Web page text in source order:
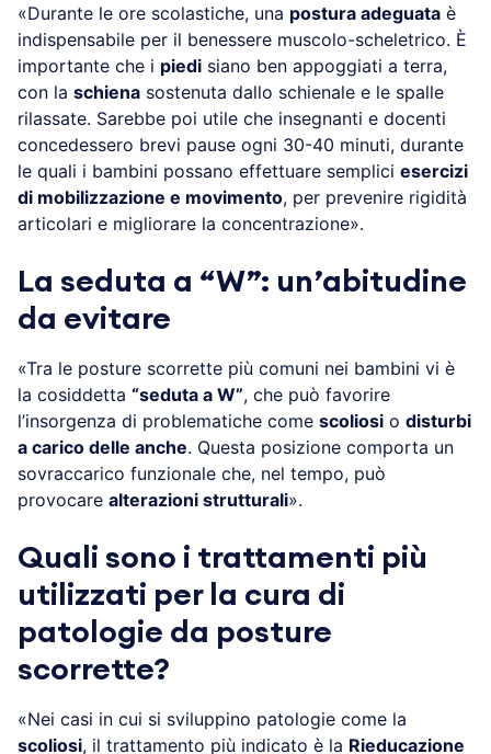
«Durante le ore scolastiche, una postura adeguata è
indispensabile per il benessere muscolo-scheletrico. È
importante che i piedi siano ben appoggiati a terra,
con la schiena sostenuta dallo schienale e le spalle
rilassate. Sarebbe poi utile che insegnanti e docenti
concedessero brevi pause ogni 30-40 minuti, durante
le quali i bambini possano effettuare semplici esercizi
di mobilizzazione e movimento, per prevenire rigidità
articolari e migliorare la concentrazione».
La seduta a “W”: un’abitudine
da evitare
«Tra le posture scorrette più comuni nei bambini vi è
la cosiddetta “seduta a W”, che può favorire
l’insorgenza di problematiche come scoliosi o disturbi
a carico delle anche. Questa posizione comporta un
sovraccarico funzionale che, nel tempo, può
provocare alterazioni strutturali».
Quali sono i trattamenti più
utilizzati per la cura di
patologie da posture
scorrette?
«Nei casi in cui si sviluppino patologie come la
scoliosi, il trattamento più indicato è la Rieducazione